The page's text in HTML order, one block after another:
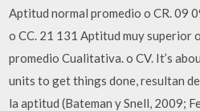
Aptitud normal promedio o CR. 09
o CC. 21 131 Aptitud muy superior
promedio Cualitativa. o CV. It’s
units to get things done, resultan
la aptitud (Bateman y Snell, 2009;